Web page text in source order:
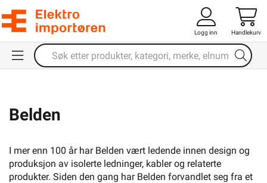
Logg inn Handlekurv
Belden
I mer enn 100 år har Belden vært ledende innen design og
produksjon av isolerte ledninger, kabler og relaterte
produkter. Siden den gang har Belden forvandlet seg fra et